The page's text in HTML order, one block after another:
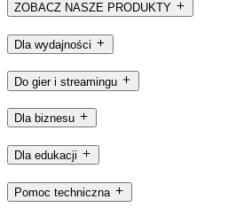
ZOBACZ NASZE PRODUKTY
Dla wydajności
Do gier i streamingu
Dla biznesu
Dla edukacji
Pomoc techniczna